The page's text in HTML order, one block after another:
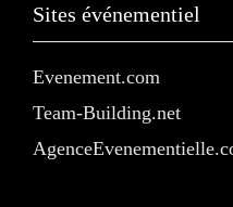
Sites événementiel
Evenement.com
Team-Building.net